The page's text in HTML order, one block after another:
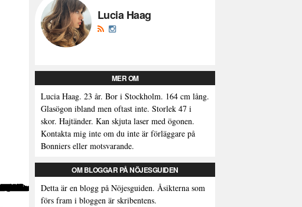
Lucia Haag
MER OM
Lucia Haag. 23 år. Bor i Stockholm. 164 cm lång.
Glasögon ibland men oftast inte. Storlek 47 i
skor. Hajtänder. Kan skjuta laser med ögonen.
Kontakta mig inte om du inte är förläggare på
Bonniers eller motsvarande.
OM BLOGGAR PÅ NÖJESGUIDEN
Detta är en blogg på Nöjesguiden. Åsikterna som
förs fram i bloggen är skribentens.